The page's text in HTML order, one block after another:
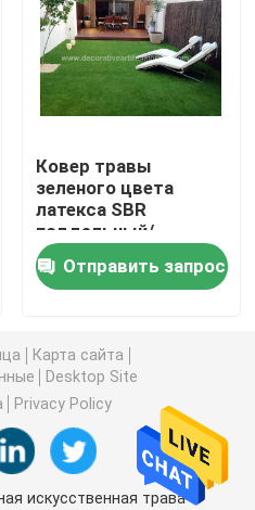
трава
травы
цветов
цветка
украшения
мха
Ковер травы
зеленого цвета
латекса SBR
поддельный/
декоративная
искусственная
лужайка травы для
Отправить запрос
Карта сайта
Desktop Site
Privacy Policy
искусственная трава